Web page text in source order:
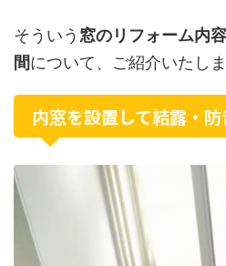
そういう 窓のリフォーム内
間について、ご紹介いたしま
内窓を設置して結露・防